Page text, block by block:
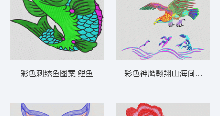
彩色刺绣鱼图案 鲤鱼 彩色神鹰翱翔山海间 鹰